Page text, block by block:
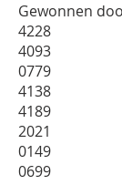
Gewonnen
4228
4093
0779
4138
4189
2021
0149
0699